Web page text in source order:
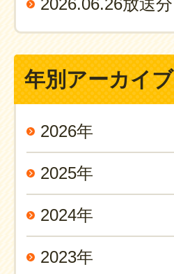
年別アーカイブ
2026年
2025年
2024年
2023年